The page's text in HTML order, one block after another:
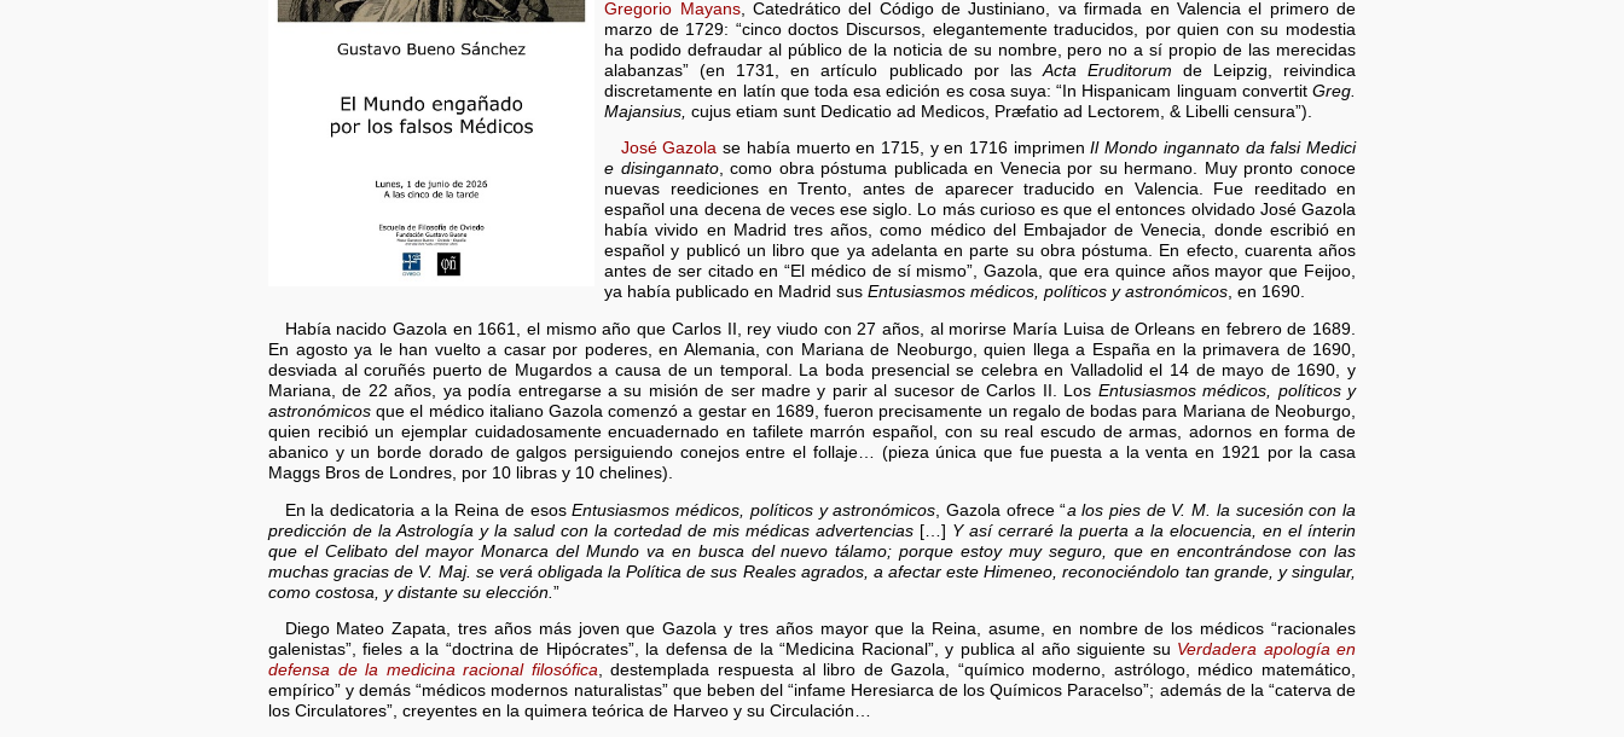
Gregorio Mayans, Catedrático del Código de Justiniano, va firmada en Valencia el primero de
marzo de 1729: “cinco doctos Discursos, elegantemente traducidos, por quien con su modestia
ha podido defraudar al público de la noticia de su nombre, pero no a sí propio de las merecidas
alabanzas” (en 1731, en artículo publicado por las Acta Eruditorum de Leipzig, reivindica
discretamente en latín que toda esa edición es cosa suya: “In Hispanicam linguam convertit Greg.
Majansius, cujus etiam sunt Dedicatio ad Medicos, Præfatio ad Lectorem, & Libelli censura”).
José Gazola se había muerto en 1715, y en 1716 imprimenIl Mondo ingannato da falsi Medici
e disingannato, como obra póstuma publicada en Venecia por su hermano. Muy pronto conoce
nuevas reediciones en Trento, antes de aparecer traducido en Valencia. Fue reeditado en
español una decena de veces ese siglo. Lo más curioso es que el entonces olvidado José Gazola
había vivido en Madrid tres años, como médico del Embajador de Venecia, donde escribió en
español y publicó un libro que ya adelanta en parte su obra póstuma. En efecto, cuarenta años
antes de ser citado en “El médico de sí mismo”, Gazola, que era quince años mayor que Feijoo,
ya había publicado en Madrid susEntusiasmos médicos, políticos y astronómicos, en 1690.
Había nacido Gazola en 1661, el mismo año que Carlos II, rey viudo con 27 años, al morirse María Luisa de Orleans en febrero de 1689.
En agosto ya le han vuelto a casar por poderes, en Alemania, con Mariana de Neoburgo, quien llega a España en la primavera de 1690,
desviada al coruñés puerto de Mugardos a causa de un temporal. La boda presencial se celebra en Valladolid el 14 de mayo de 1690, y
Mariana, de 22 años, ya podía entregarse a su misión de ser madre y parir al sucesor de Carlos II. Los Entusiasmos médicos, políticos y
astronómicos que el médico italiano Gazola comenzó a gestar en 1689, fueron precisamente un regalo de bodas para Mariana de Neoburgo,
quien recibió un ejemplar cuidadosamente encuadernado en tafilete marrón español, con su real escudo de armas, adornos en forma de
abanico y un borde dorado de galgos persiguiendo conejos entre el follaje… (pieza única que fue puesta a la venta en 1921 por la casa
Maggs Bros de Londres, por 10 libras y 10 chelines).
En la dedicatoria a la Reina de esosEntusiasmos médicos, políticos y astronómicos , Gazola ofrece “a los pies de V. M. la sucesión con la
predicción de la Astrología y la salud con la cortedad de mis médicas advertencias […] Y así cerraré la puerta a la elocuencia, en el ínterin
que el Celibato del mayor Monarca del Mundo va en busca del nuevo tálamo; porque estoy muy seguro, que en encontrándose con las
muchas gracias de V. Maj. se verá obligada la Política de sus Reales agrados, a afectar este Himeneo, reconociéndolo tan grande, y singular,
como costosa, y distante su elección. ”
Diego Mateo Zapata, tres años más joven que Gazola y tres años mayor que la Reina, asume, en nombre de los médicos “racionales
galenistas”, fieles a la “doctrina de Hipócrates”, la defensa de la “Medicina Racional”, y publica al año siguiente su Verdadera apología en
defensa de la medicina racional filosófica, destemplada respuesta al libro de Gazola, “químico moderno, astrólogo, médico matemático,
empírico” y demás “médicos modernos naturalistas” que beben del “infame Heresiarca de los Químicos Paracelso”; además de la “caterva de
los Circulatores”, creyentes en la quimera teórica de Harveo y su Circulación…